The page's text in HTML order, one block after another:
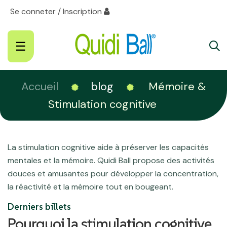
Se conneter / Inscription
Basculer
la
☰
Accueil blog
Mémoire &
Stimulation cognitive
La stimulation cognitive aide à préserver les capacités
mentales et la mémoire. Quidi Ball propose des activités
douces et amusantes pour développer la concentration,
la réactivité et la mémoire tout en bougeant.
Derniers billets